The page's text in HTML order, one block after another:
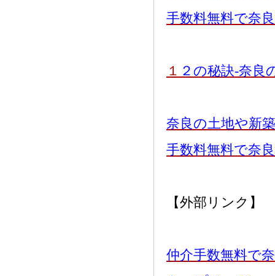
手数料無料で奈
１ ２の秘訣-奈良
奈良の土地や新
手数料無料で奈
【外部リンク】
仲介手数無料で